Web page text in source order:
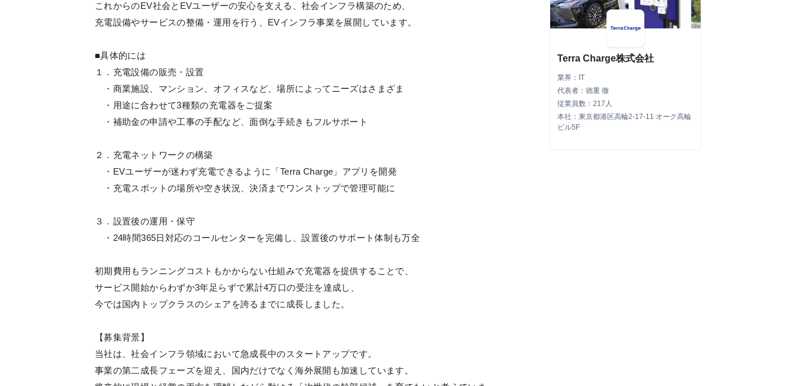
これからのEV社会とEVユーザーの安心を支える、社会インフラ構築のため、
充電設備やサービスの整備・運用を行う、EVインフラ事業を展開しています。
■具体的には
１．充電設備の販売・設置
・商業施設、マンション、オフィスなど、場所によってニーズはさまざま
・用途に合わせて3種類の充電器をご提案
・補助金の申請や工事の手配など、面倒な手続きもフルサポート
２．充電ネットワークの構築
・EVユーザーが迷わず充電できるように「Terra Charge」アプリを開発
・充電スポットの場所や空き状況、決済までワンストップで管理可能に
３．設置後の運用・保守
・24時間365日対応のコールセンターを完備し、設置後のサポート体制も万全
初期費用もランニングコストもかからない仕組みで充電器を提供することで、
サービス開始からわずか3年足らずで累計4万口の受注を達成し、
今では国内トップクラスのシェアを誇るまでに成長しました。
【募集背景】
当社は、社会インフラ領域において急成長中のスタートアップです。
事業の第二成長フェーズを迎え、国内だけでなく海外展開も加速しています。
Terra Charge株式会社
業界：IT
代表者：徳重 徹
従業員数：217人
本社：東京都港区高輪2-17-11 オーク高輪
ビル5F